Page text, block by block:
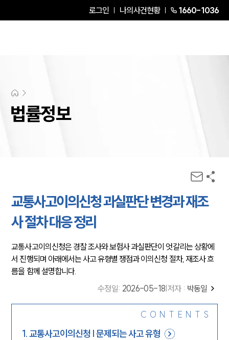
로그인 나의사건현황 1660-1036
법률정보
교통사고이의신청 과실판단 변경과 재조
사 절차 대응 정리
교통사고이의신청은 경찰 조사와 보험사 과실판단이 엇갈리는 상황에
서 진행되며 아래에서는 사고 유형별 쟁점과 이의신청 절차, 재조사 흐
름을 함께 설명합니다.
수정일: 2026-05-18 저자 : 박동일
CONTENTS
1.교통사고이의신청 | 문제되는 사고 유형